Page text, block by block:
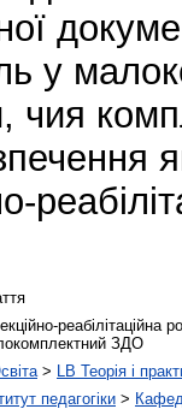
у
чия
ЗДО
> LB Теорія і
педагогіки >